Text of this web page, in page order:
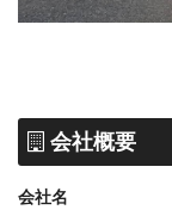
会社概要
会社名